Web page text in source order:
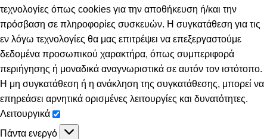
τεχνολογίες όπως cookies για την αποθήκευση ή/και την
πρόσβαση σε πληροφορίες συσκευών. Η συγκατάθεση για τις
εν λόγω τεχνολογίες θα μας επιτρέψει να επεξεργαστούμε
δεδομένα προσωπικού χαρακτήρα, όπως συμπεριφορά
περιήγησης ή μοναδικά αναγνωριστικά σε αυτόν τον ιστότοπο.
Η μη συγκατάθεση ή η ανάκληση της συγκατάθεσης, μπορεί να
επηρεάσει αρνητικά ορισμένες λειτουργίες και δυνατότητες.
Λειτουργικά
Πάντα ενεργό